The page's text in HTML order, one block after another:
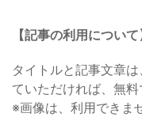
【記事の利用について
タイトルと記事文章
ていただければ、無料
※画像は、利用できま